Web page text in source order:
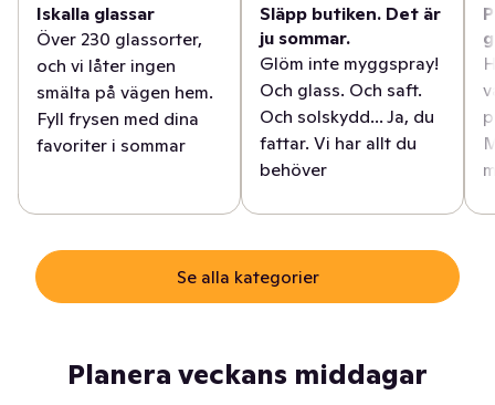
Iskalla glassar
Över 230 glassorter,
och vi låter ingen
smälta på vägen hem.
Fyll frysen med dina
favoriter i sommar
Släpp butiken. Det är
ju sommar.
Glöm inte myggspray!
Och glass. Och saft.
Och solskydd... Ja, du
fattar. Vi har allt du
behöver
Se alla kategorier
Planera veckans middagar